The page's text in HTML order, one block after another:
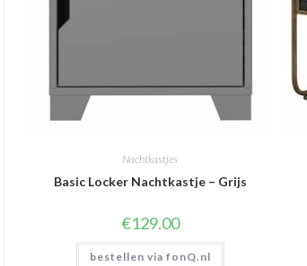
Nachtkastjes
Basic Locker Nachtkastje – Grijs
€129.00
bestellen via fonQ.nl